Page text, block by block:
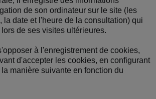
de son ordinateur sur le site (les
la date et l'heure de la consultation) qui
de ses visites ultérieures.
à l'enregistrement de cookies,
d'accepter les cookies, en configurant
manière suivante en fonction du